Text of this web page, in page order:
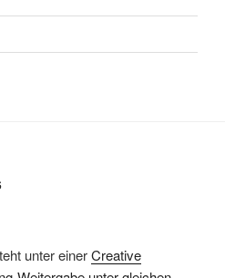
unter einerCreative